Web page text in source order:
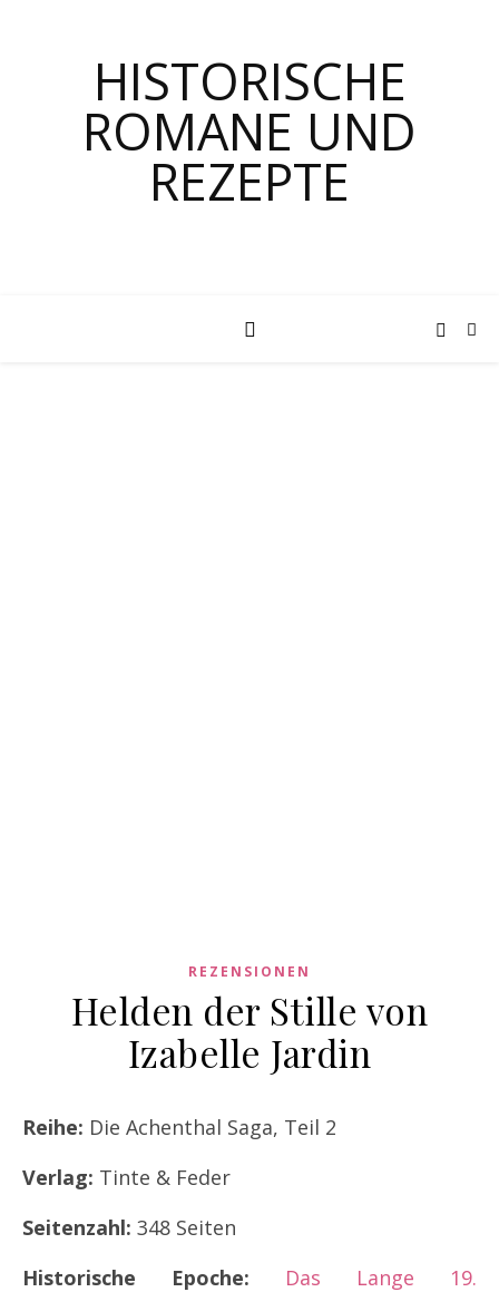
HISTORISCHE
ROMANE UND
REZEPTE
REZENSIONEN
Helden der Stille von
Izabelle Jardin
Reihe: Die Achenthal Saga, Teil 2
Verlag: Tinte & Feder
Seitenzahl: 348 Seiten
Historische Epoche:
Das Lange 19.